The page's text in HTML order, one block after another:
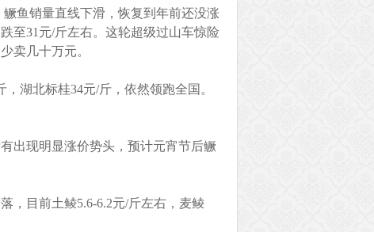
鱼销量直线下滑，恢复到年前还没涨
至31元/斤左右。这轮超级过山车惊险
卖几十万元。
湖北标桂34元/斤，依然领跑全国。
出现明显涨价势头，预计元宵节后鳜
，目前土鲮5.6-6.2元/斤左右，麦鲮